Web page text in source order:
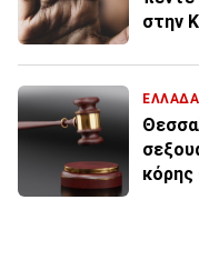
στην
ΕΛΛΑΔΑ
κόρης